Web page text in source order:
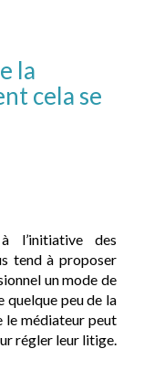
la
cela se
l’initiative des
tend à proposer
un mode de
quelque peu de la
le médiateur peut
régler leur litige.